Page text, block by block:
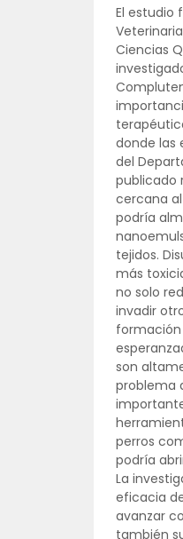
El estudio
Ciencias
donde las
del
publicado
cercana
podría
tejidos.
más
no solo
invadir
formación
son
problema
perros
podría
La
eficacia
avanzar
también